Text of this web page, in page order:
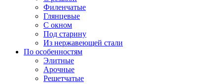
Филенчатые
Глянцевые
С окном
Под старину
Из нержавеющей стали
По особенностям
Элитные
Арочные
Решетчатые